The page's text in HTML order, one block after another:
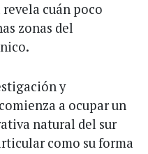
cuán poco
zonas del
y
a ocupar un
natural del sur
como su forma